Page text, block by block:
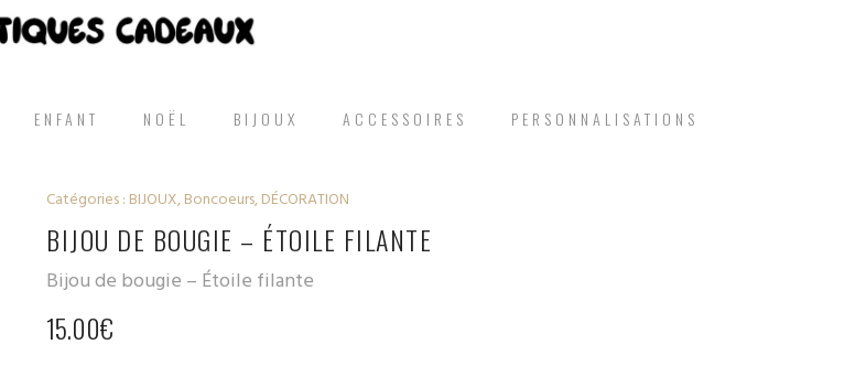
ENFANT NOËL BIJOUX ACCESSOIRES PERSONNALISATIONS
Catégories : BIJOUX,Boncoeurs,DÉCORATION
BIJOU DE BOUGIE – ÉTOILE FILANTE
Bijou de bougie – Étoile filante
15.00€